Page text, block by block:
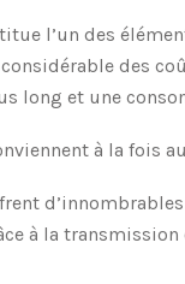
l’un des
des
long et une
à la fois
à la